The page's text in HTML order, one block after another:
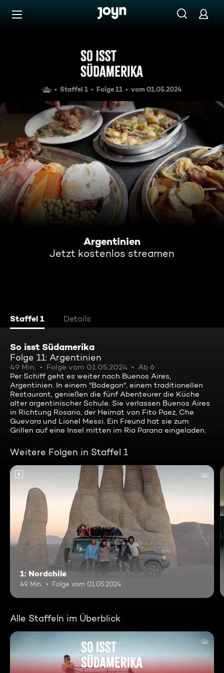
Zum Inhalt springen
Argentinien
Staffel 1 Folge 11 vom 01.05.2024
Argentinien
Jetzt kostenlos streamen
Staffel 1 Details
So isst Südamerika
Folge 11: Argentinien
49 Min. Folge vom 01.05.2024
Ab 6
Per Schiff geht es weiter nach Buenos Aires,
Argentinien. In einem "Bodegon", einem traditionellen
Restaurant, genießen die fünf Abenteurer die Küche
alter argentinischer Schule. Sie verlassen Buenos Aires
in Richtung Rosario, der Heimat von Fito Paez, Che
Guevara und Lionel Messi. Ein Freund hat sie zum
Grillen auf eine Insel mitten im Rio Parana eingeladen.
Weitere Folgen in Staffel 1
6
1: Nordchile
49 Min. Folge vom 01.05.2024
Alle Staffeln im Überblick